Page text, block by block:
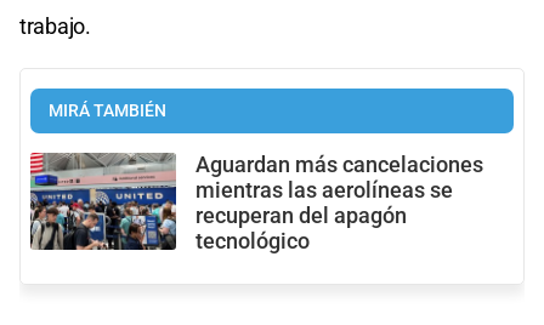
trabajo.
MIRÁ TAMBIÉN
Aguardan más cancelaciones
mientras las aerolíneas se
recuperan del apagón
tecnológico